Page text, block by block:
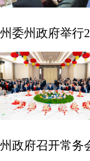
州委州政府举行
州政府召开常务